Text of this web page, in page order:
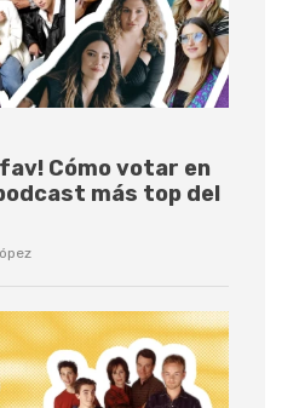
Cómo votar en
más top del